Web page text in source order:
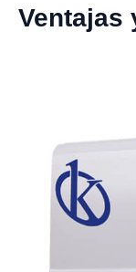
Ventajas